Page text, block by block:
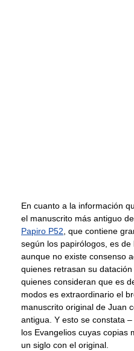
En cuanto a la información
el manuscrito más antiguo
Papiro P52, que contiene
según los papirólogos, es
aunque no existe consenso
quienes retrasan su
quienes consideran que es
modos es extraordinario el
manuscrito original de Juan
antigua. Y esto se constata
los Evangelios cuyas copias
un siglo con el original.